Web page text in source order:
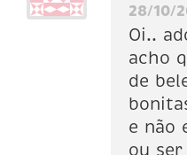
28/10/
Oi..
acho
de
e não
ou